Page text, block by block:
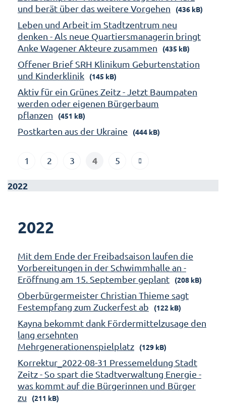
und berät über das weitere Vorgehen
(436 kB)
Leben und Arbeit im Stadtzentrum neu
denken - Als neue Quartiersmanagerin bringt
Anke Wagener Akteure zusammen
(435 kB)
Offener Brief SRH Klinikum Geburtenstation
und Kinderklinik
(145 kB)
Aktiv für ein Grünes Zeitz - Jetzt Baumpaten
werden oder eigenen Bürgerbaum
pflanzen
(451 kB)
Postkarten aus der Ukraine (444 kB)
1 2 3 4 5
2022
2022
Mit dem Ende der Freibadsaison laufen die
Vorbereitungen in der Schwimmhalle an -
Eröffnung am 15. September geplant
(208 kB)
Oberbürgermeister Christian Thieme sagt
Festempfang zum Zuckerfest ab
(122 kB)
Kayna bekommt dank Fördermittelzusage den
lang ersehnten
Mehrgenerationenspielplatz
(129 kB)
Korrektur_2022-08-31 Pressemeldung Stadt
Zeitz - So spart die Stadtverwaltung Energie -
was kommt auf die Bürgerinnen und Bürger
zu
(211 kB)